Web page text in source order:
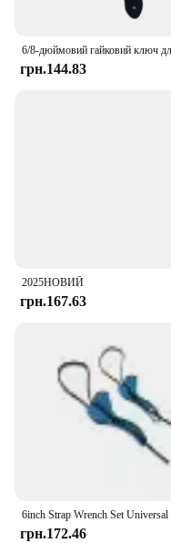
грн.144.83
2025НОВИЙ
грн.167.63
грн.172.46